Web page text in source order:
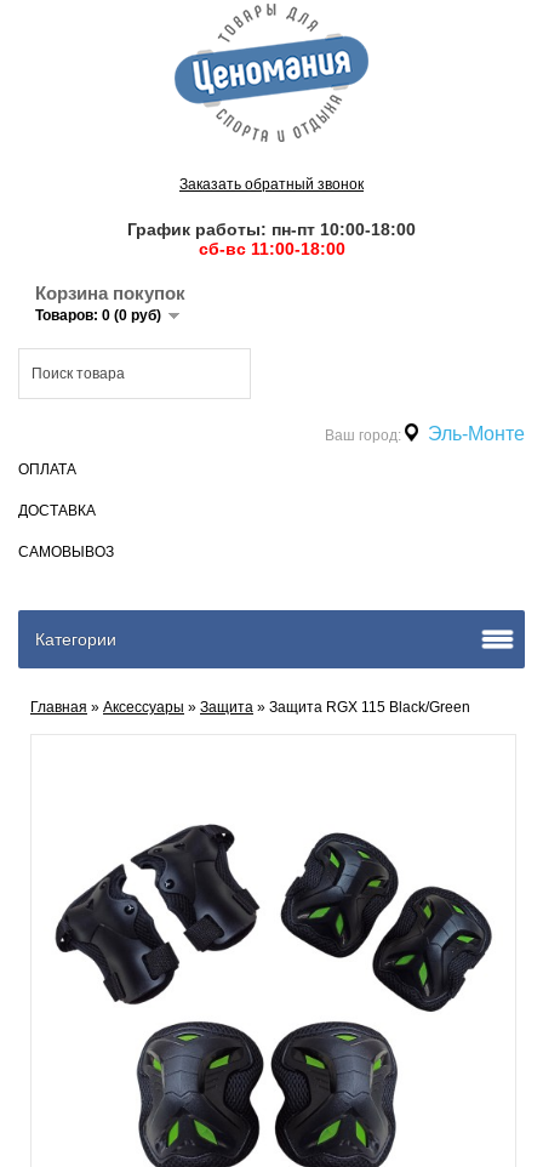
Заказать обратный звонок
График работы: пн-пт 10:00-18:00
сб-вс 11:00-18:00
Корзина покупок
Товаров: 0 (0 руб)
Ваш город: Эль-Монте
ОПЛАТА
ДОСТАВКА
САМОВЫВОЗ
Категории
Главная » Аксеcсуары » Защита » Защита RGX 115 Black/Green